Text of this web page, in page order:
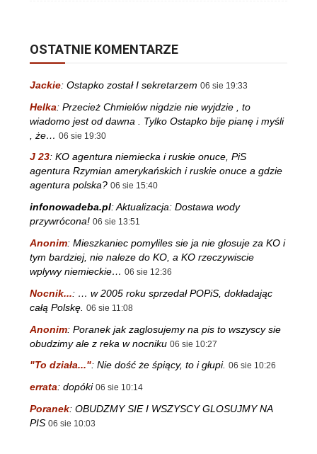
OSTATNIE KOMENTARZE
Jackie: Ostapko został I sekretarzem 06 sie 19:33
Helka: Przecież Chmielów nigdzie nie wyjdzie , to
wiadomo jest od dawna . Tylko Ostapko bije pianę i myśli
, że… 06 sie 19:30
J 23: KO agentura niemiecka i ruskie onuce, PiS
agentura Rzymian amerykańskich i ruskie onuce a gdzie
agentura polska? 06 sie 15:40
infonowadeba.pl:Aktualizacja: Dostawa wody
przywrócona! 06 sie 13:51
Anonim: Mieszkaniec pomyliles sie ja nie glosuje za KO i
tym bardziej, nie naleze do KO, a KO rzeczywiscie
wplywy niemieckie… 06 sie 12:36
Nocnik...: … w 2005 roku sprzedał POPiS, dokładając
całą Polskę. 06 sie 11:08
Anonim: Poranek jak zaglosujemy na pis to wszyscy sie
obudzimy ale z reka w nocniku 06 sie 10:27
"To działa...": Nie dość że śpiący, to i głupi. 06 sie 10:26
errata: dopóki 06 sie 10:14
Poranek: OBUDZMY SIE I WSZYSCY GLOSUJMY NA
PIS 06 sie 10:03